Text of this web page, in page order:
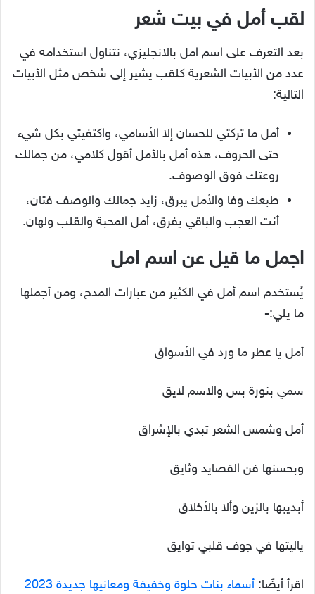
لقب أمل في بيت شعر
بعد التعرف على اسم امل بالانجليزي، نتناول استخدامه في
عدد من الأبيات الشعرية كلقب يشير إلى شخص مثل الأبيات
التالية:
أمل ما تركتي للحسان إلا الأسامي، واكتفيتي بكل شيء
حتى الحروف، هذه أمل بالأمل أقول كلامي، من جمالك
روعتك فوق الوصوف.
طبعك وفا والأمل يبرق، زايد جمالك والوصف فتان،
أنت العجب والباقي يفرق، أمل المحبة والقلب ولهان.
اجمل ما قيل عن اسم امل
يُستخدم اسم أمل في الكثير من عبارات المدح، ومن أجملها
ما يلي:-
أمل يا عطر ما ورد في الأسواق
سمي بنورة بس والاسم لايق
أمل وشمس الشعر تبدي بالإشراق
وبحسنها فن القصايد وثايق
أبديبها بالزين وألا بالأخلاق
ياليتها في جوف قلبي توايق
اقرأ أيضًا: أسماء بنات حلوة وخفيفة ومعانيها جديدة 2023